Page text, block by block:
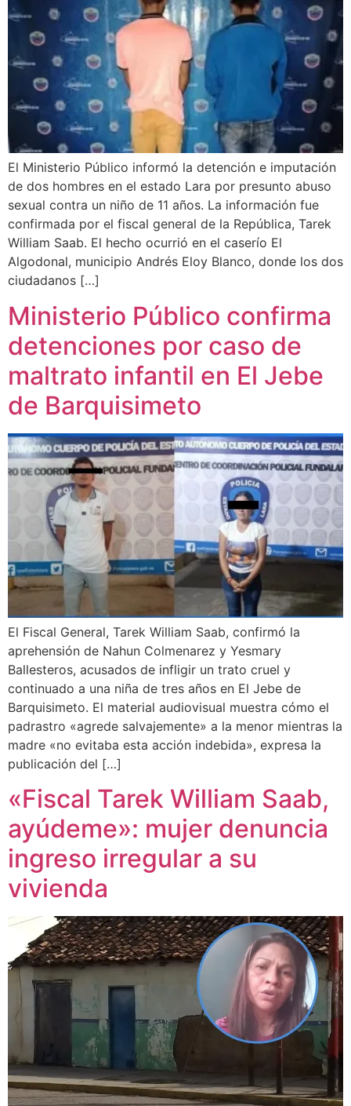
El Ministerio Público informó la detención e imputación
de dos hombres en el estado Lara por presunto abuso
sexual contra un niño de 11 años. La información fue
confirmada por el fiscal general de la República, Tarek
William Saab. El hecho ocurrió en el caserío El
Algodonal, municipio Andrés Eloy Blanco, donde los dos
ciudadanos […]
Ministerio Público confirma
detenciones por caso de
maltrato infantil en El Jebe
de Barquisimeto
El Fiscal General, Tarek William Saab, confirmó la
aprehensión de Nahun Colmenarez y Yesmary
Ballesteros, acusados de infligir un trato cruel y
continuado a una niña de tres años en El Jebe de
Barquisimeto. El material audiovisual muestra cómo el
padrastro «agrede salvajemente» a la menor mientras la
madre «no evitaba esta acción indebida», expresa la
publicación del […]
«Fiscal Tarek William Saab,
ayúdeme»: mujer denuncia
ingreso irregular a su
vivienda